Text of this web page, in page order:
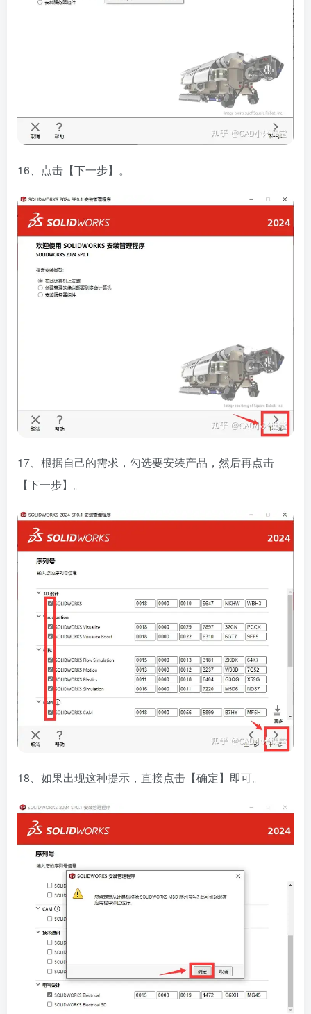
16、点击【下一步】。
17、根据自己的需求，勾选要安装产品，然后再点击
【下一步】。
18、如果出现这种提示，直接点击【确定】即可。